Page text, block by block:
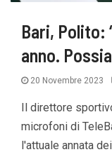
Bari, Polito:
anno.
20 Novembre 2023
Il direttore
microfoni di
l'attuale annata